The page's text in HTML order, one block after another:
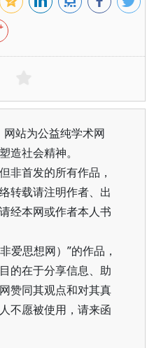
站为公益纯学术网
造社会精神。
非首发的所有作品，
转载请注明作者、出
经本网或作者本人书
爱思想网）”的作品，
的在于分享信息、助
赞同其观点和对其真
不愿被使用，请来函